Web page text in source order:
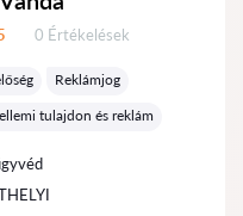
Értékelések:
0 Értékelések
Reklámjog
tulajdon és reklám